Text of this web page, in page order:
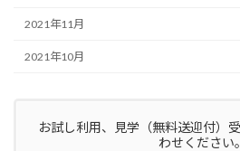
2021年11月
2021年10月
お試し利用、見学（無料送迎付）
わせください。